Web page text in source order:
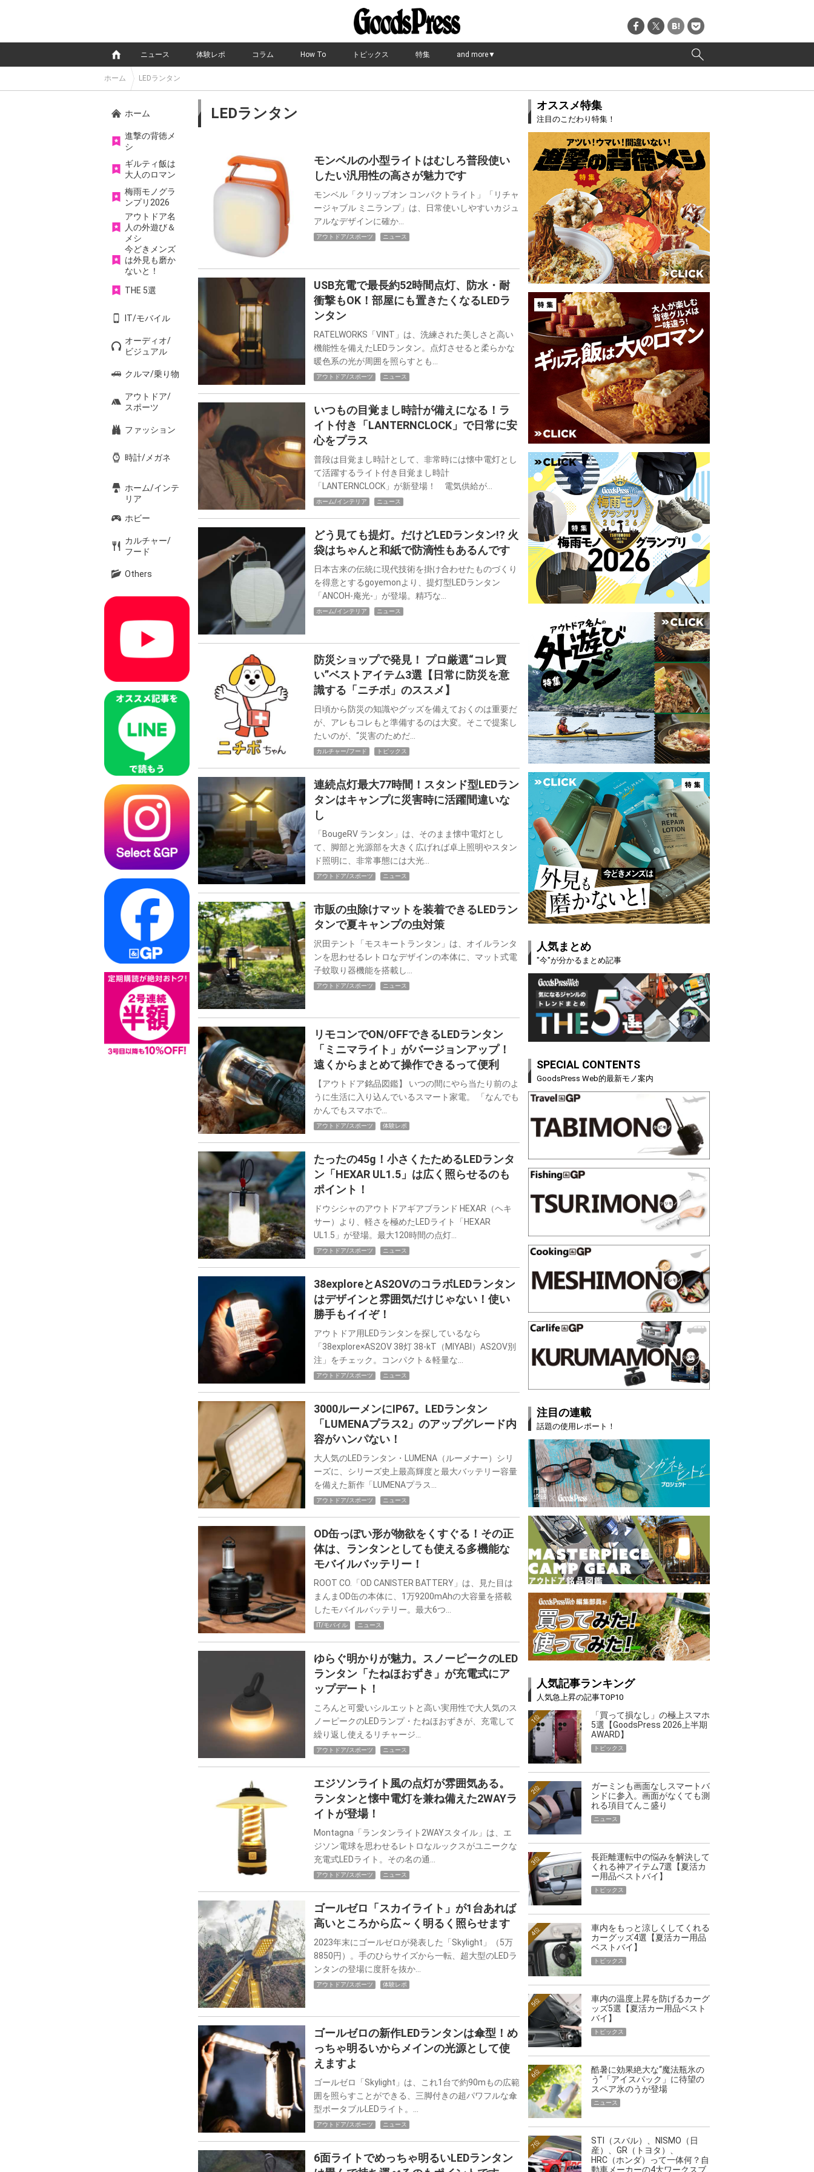
ニュース 体験レポ コラム How To トピックス 特集 and more▼
ホーム LEDランタン
ホーム
進撃の背徳メ
シ
ギルティ飯は
大人のロマン
梅雨モノグラ
ンプリ2026
アウトドア名
人の外遊び＆
メシ
今どきメンズ
は外見も磨か
ないと！
THE 5選
IT/モバイル
オーディオ/
ビジュアル
クルマ/乗り物
アウトドア/
スポーツ
ファッション
時計/メガネ
ホーム/インテ
リア
ホビー
カルチャー/
フード
Others
LEDランタン
モンベルの小型ライトはむしろ普段使い
したい汎用性の高さが魅力です
モンベル「クリップオン コンパクトライト」「リチャ
ージャブル ミニランプ」は、日常使いしやすいカジュ
アルなデザインに確か…
アウトドア/スポーツ ニュース
USB充電で最長約52時間点灯、防水・耐
衝撃もOK！部屋にも置きたくなるLEDラ
ンタン
RATELWORKS「VINT」は、洗練された美しさと高い
機能性を備えたLEDランタン。点灯させると柔らかな
暖色系の光が周囲を照らすとも…
アウトドア/スポーツ ニュース
いつもの目覚まし時計が備えになる！ラ
イト付き「LANTERNCLOCK」で日常に安
心をプラス
普段は目覚まし時計として、非常時には懐中電灯とし
て活躍するライト付き目覚まし時計
「LANTERNCLOCK」が新登場！ 電気供給が…
ホーム/インテリア ニュース
どう見ても提灯。だけどLEDランタン!? 火
袋はちゃんと和紙で防滴性もあるんです
日本古来の伝統に現代技術を掛け合わせたものづくり
を得意とするgoyemonより、提灯型LEDランタン
「ANCOH-庵光-」が登場。精巧な…
ホーム/インテリア ニュース
防災ショップで発見！ プロ厳選“コレ買
い”ベストアイテム3選【日常に防災を意
識する「ニチボ」のススメ】
日頃から防災の知識やグッズを備えておくのは重要だ
が、アレもコレもと準備するのは大変。そこで提案し
たいのが、“災害のためだ…
カルチャー/フード トピックス
連続点灯最大77時間！スタンド型LEDラン
タンはキャンプに災害時に活躍間違いな
し
「BougeRV ランタン」は、そのまま懐中電灯とし
て、脚部と光源部を大きく広げれば卓上照明やスタン
ド照明に、非常事態には大光…
アウトドア/スポーツ ニュース
市販の虫除けマットを装着できるLEDラン
タンで夏キャンプの虫対策
沢田テント「モスキートランタン」は、オイルランタ
ンを思わせるレトロなデザインの本体に、マット式電
子蚊取り器機能を搭載し…
アウトドア/スポーツ ニュース
リモコンでON/OFFできるLEDランタン
「ミニマライト」がバージョンアップ！
遠くからまとめて操作できるって便利
【アウトドア銘品図鑑】 いつの間にやら当たり前のよ
うに生活に入り込んでいるスマート家電。 「なんでも
かんでもスマホで…
アウトドア/スポーツ 体験レポ
たったの45g！小さくたためるLEDランタ
ン「HEXAR UL1.5」は広く照らせるのも
ポイント！
ドウシシャのアウトドアギアブランド HEXAR（ヘキ
サー）より、軽さを極めたLEDライト「HEXAR
UL1.5」が登場。最大120時間の点灯…
アウトドア/スポーツ ニュース
38exploreとAS2OVのコラボLEDランタン
はデザインと雰囲気だけじゃない！使い
勝手もイイぞ！
アウトドア用LEDランタンを探しているなら
「38explore×AS2OV 38灯 38-kT（MIYABI）AS2OV別
注」をチェック。コンパクト＆軽量な…
アウトドア/スポーツ ニュース
3000ルーメンにIP67。LEDランタン
「LUMENAプラス2」のアップグレード内
容がハンパない！
大人気のLEDランタン・LUMENA（ルーメナー）シリ
ーズに、シリーズ史上最高輝度と最大バッテリー容量
を備えた新作「LUMENAプラス…
アウトドア/スポーツ ニュース
OD缶っぽい形が物欲をくすぐる！その正
体は、ランタンとしても使える多機能な
モバイルバッテリー！
ROOT CO.「OD CANISTER BATTERY」は、見た目は
まんまOD缶の本体に、1万9200mAhの大容量を搭載
したモバイルバッテリー。最大6つ…
IT/モバイル ニュース
ゆらぐ明かりが魅力。スノーピークのLED
ランタン「たねほおずき」が充電式にア
ップデート！
ころんと可愛いシルエットと高い実用性で大人気のス
ノーピークのLEDランプ・たねほおずきが、充電して
繰り返し使えるリチャージ…
アウトドア/スポーツ ニュース
エジソンライト風の点灯が雰囲気ある。
ランタンと懐中電灯を兼ね備えた2WAYラ
イトが登場！
Montagna「ランタンライト2WAYスタイル」は、エ
ジソン電球を思わせるレトロなルックスがユニークな
充電式LEDライト。その名の通…
アウトドア/スポーツ ニュース
ゴールゼロ「スカイライト」が1台あれば
高いところから広～く明るく照らせます
2023年末にゴールゼロが発表した「Skylight」（5万
8850円）。手のひらサイズから一転、超大型のLEDラ
ンタンの登場に度肝を抜か…
アウトドア/スポーツ 体験レポ
ゴールゼロの新作LEDランタンは傘型！め
っちゃ明るいからメインの光源として使
えますよ
ゴールゼロ「Skylight」は、これ1台で約90mもの広範
囲を照らすことができる、三脚付きの超パワフルな傘
型ポータブルLEDライト。…
アウトドア/スポーツ ニュース
6面ライトでめっちゃ明るいLEDランタン
オススメ特集
注目のこだわり特集！
人気まとめ
"今"が分かるまとめ記事
SPECIAL CONTENTS
GoodsPress Web的最新モノ案内
注目の連載
話題の使用レポート！
人気記事ランキング
人気急上昇の記事TOP10
「買って損なし」の極上スマホ
5選【GoodsPress 2026上半期
AWARD】
1位
トピックス
ガーミンも画面なしスマートバ
ンドに参入。画面がなくても測
れる項目てんこ盛り
2位
ニュース
長距離運転中の悩みを解決して
くれる神アイテム7選【夏活カ
ー用品ベストバイ】
3位
トピックス
車内をもっと涼しくしてくれる
カーグッズ4選【夏活カー用品
ベストバイ】
4位
トピックス
車内の温度上昇を防げるカーグ
ッズ5選【夏活カー用品ベスト
バイ】
5位
トピックス
酷暑に効果絶大な“魔法瓶氷の
う”「アイスパック」に待望の
スペア氷のうが登場
6位
ニュース
STI（スバル）、NISMO（日
産）、GR（トヨタ）、
HRC（ホンダ）って一体何？自
動車メーカーの4大ワークスブ
7位